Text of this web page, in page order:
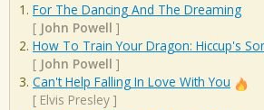
For The Dancing And The Dreaming
[ John Powell ]
How To Train Your Dragon: Hiccup's
[ John Powell ]
Can't Help Falling In Love With You
[ Elvis Presley ]